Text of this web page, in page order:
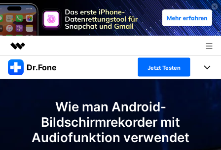
Top-Produkte
Dienstprogramme
Presseraum
Dr.Fone Jetzt Testen
Alles-in-einem-Toolkit
Weitere Tools und Apps
Lösungen
Entdecken Sie weitere Dr.Fone-Lösungen
Lernen und Unterstützung
Wie man Android-
Bildschirmrekorder mit
Audiofunktion verwendet